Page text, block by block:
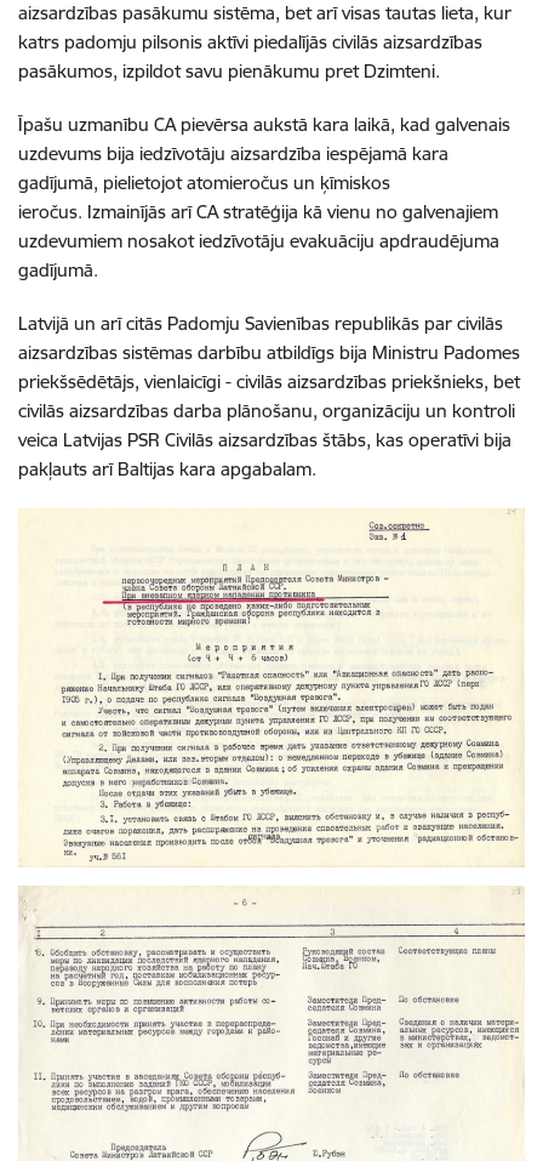
aizsardzības pasākumu sistēma, bet arī visas tautas lieta, kur
katrs padomju pilsonis aktīvi piedalījās civilās aizsardzības
pasākumos, izpildot savu pienākumu pret Dzimteni.
Īpašu uzmanību CA pievērsa aukstā kara laikā, kad galvenais
uzdevums bija iedzīvotāju aizsardzība iespējamā kara
gadījumā, pielietojot atomieročus un ķīmiskos
ieročus. Izmainījās arī CA stratēģija kā vienu no galvenajiem
uzdevumiem nosakot iedzīvotāju evakuāciju apdraudējuma
gadījumā.
Latvijā un arī citās Padomju Savienības republikās par civilās
aizsardzības sistēmas darbību atbildīgs bija Ministru Padomes
priekšsēdētājs, vienlaicīgi - civilās aizsardzības priekšnieks, bet
civilās aizsardzības darba plānošanu, organizāciju un kontroli
veica Latvijas PSR Civilās aizsardzības štābs, kas operatīvi bija
pakļauts arī Baltijas kara apgabalam.